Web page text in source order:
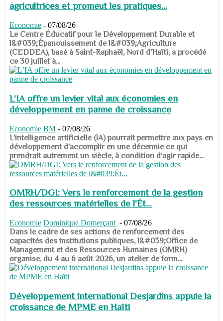
agricultrices et promeut les pratiques...
Economie - 07/08/26
​​​​​​​Le Centre Éducatif pour le Développement Durable et
l&#039;Épanouissement de l&#039;Agriculture
(CEDDEA), basé à Saint-Raphaël, Nord d’Haïti, a procédé
ce 30 juillet à...
L’IA offre un levier vital aux économies en
développement en panne de croissance
Economie BM - 07/08/26
​​​​​​​L’intelligence artificielle (IA) pourrait permettre aux pays en
développement d’accomplir en une décennie ce qui
prendrait autrement un siècle, à condition d’agir rapide...
OMRH/DGI: Vers le renforcement de la gestion
des ressources matérielles de l'Ét...
Economie Dominique Domerçant - 07/08/26
Dans le cadre de ses actions de renforcement des
capacités des institutions publiques, l&#039;Office de
Management et des Ressources Humaines (OMRH)
organise, du 4 au 6 août 2026, un atelier de form...
Développement international Desjardins appuie la
croissance de MPME en Haïti